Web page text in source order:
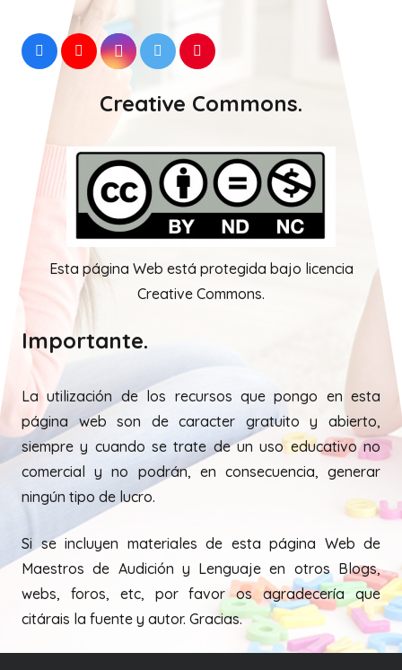
Creative Commons.
Esta página Web está protegida bajo licencia
Creative Commons.
Importante.
La utilización de los recursos que pongo en esta
página web son de caracter gratuito y abierto,
siempre y cuando se trate de un uso educativo no
comercial y no podrán, en consecuencia, generar
ningún tipo de lucro.
Si se incluyen materiales de esta página Web de
Maestros de Audición y Lenguaje en otros Blogs,
webs, foros, etc, por favor os agradecería que
citárais la fuente y autor. Gracias.